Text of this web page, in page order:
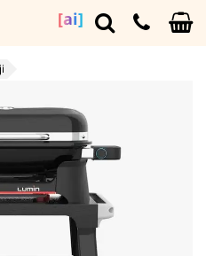
[ai]